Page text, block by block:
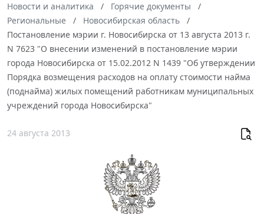
Новости и аналитика
Горячие документы
Региональные
Новосибирская область
Постановление мэрии г. Новосибирска от 13 августа 2013 г.
N 7623 "О внесении изменений в постановление мэрии
города Новосибирска от 15.02.2012 N 1439 "Об утверждении
Порядка возмещения расходов на оплату стоимости найма
(поднайма) жилых помещений работникам муниципальных
учреждений города Новосибирска"
24 августа 2013